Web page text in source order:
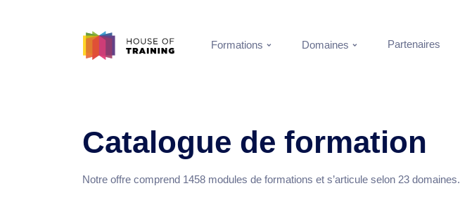
Formations Domaines Partenaires
Catalogue de formation
Notre offre comprend 1458 modules de formations et s’articule selon 23 domaines.